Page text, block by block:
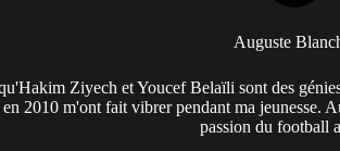
Auguste
Ziyech et Youcef Belaïli sont des
2010 m'ont fait vibrer pendant ma jeunesse.
passion du football